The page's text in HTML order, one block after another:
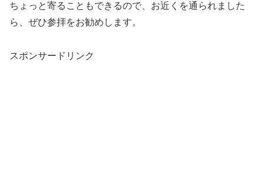
ちょっと寄ることもできるので、お近くを通られました
ら、ぜひ参拝をお勧めします。
スポンサードリンク